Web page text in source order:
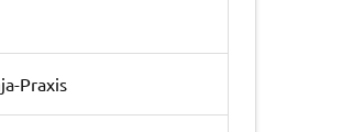
Praxis